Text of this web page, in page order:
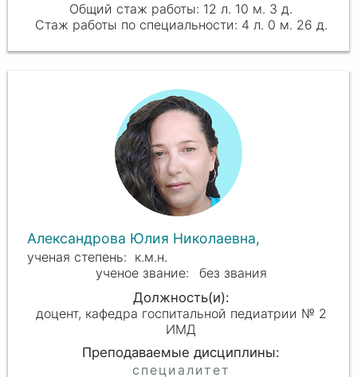
12 л. 10 м. 3 д.
4 л. 0 м. 26 д.
Александрова Юлия Николаевна,
к.м.н.
без звания
доцент, кафедра госпитальной педиатрии № 2
ИМД